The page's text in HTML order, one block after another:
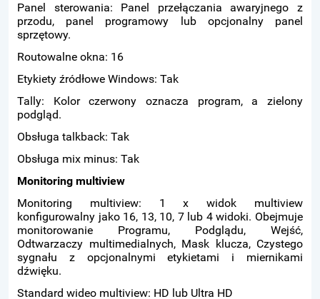
Panel sterowania: Panel przełączania awaryjnego z
przodu, panel programowy lub opcjonalny panel
sprzętowy.
Routowalne okna: 16
Etykiety źródłowe Windows: Tak
Tally: Kolor czerwony oznacza program, a zielony
podgląd.
Obsługa talkback: Tak
Obsługa mix minus: Tak
Monitoring multiview
Monitoring multiview: 1 x widok multiview
konfigurowalny jako 16, 13, 10, 7 lub 4 widoki. Obejmuje
monitorowanie Programu, Podglądu, Wejść,
Odtwarzaczy multimedialnych, Mask klucza, Czystego
sygnału z opcjonalnymi etykietami i miernikami
dźwięku.
Standard wideo multiview: HD lub Ultra HD